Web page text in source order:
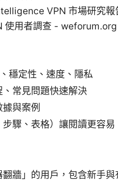
VPN 市場研究報
用者調查 - weforum.org
穩定性、速度、隱私
常見問題快速解決
與案例
驟、表格）讓閱讀更容易
牆」的用戶，包含新手與